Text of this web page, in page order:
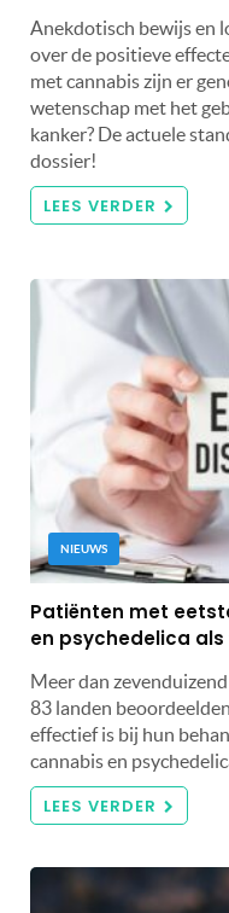
Anekdotisch bewijs en
over de positieve
met cannabis zijn er
wetenschap met het
kanker? De actuele
dossier!
LEES VERDER
NIEUWS
Patiënten met
en psychedelica
Meer dan
83 landen
effectief is bij hun
cannabis en
LEES VERDER